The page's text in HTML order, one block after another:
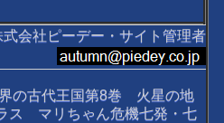
式会社ピーデー・サイト管理者
の古代王国第8巻 火星の地
ス マリちゃん危機七発・七